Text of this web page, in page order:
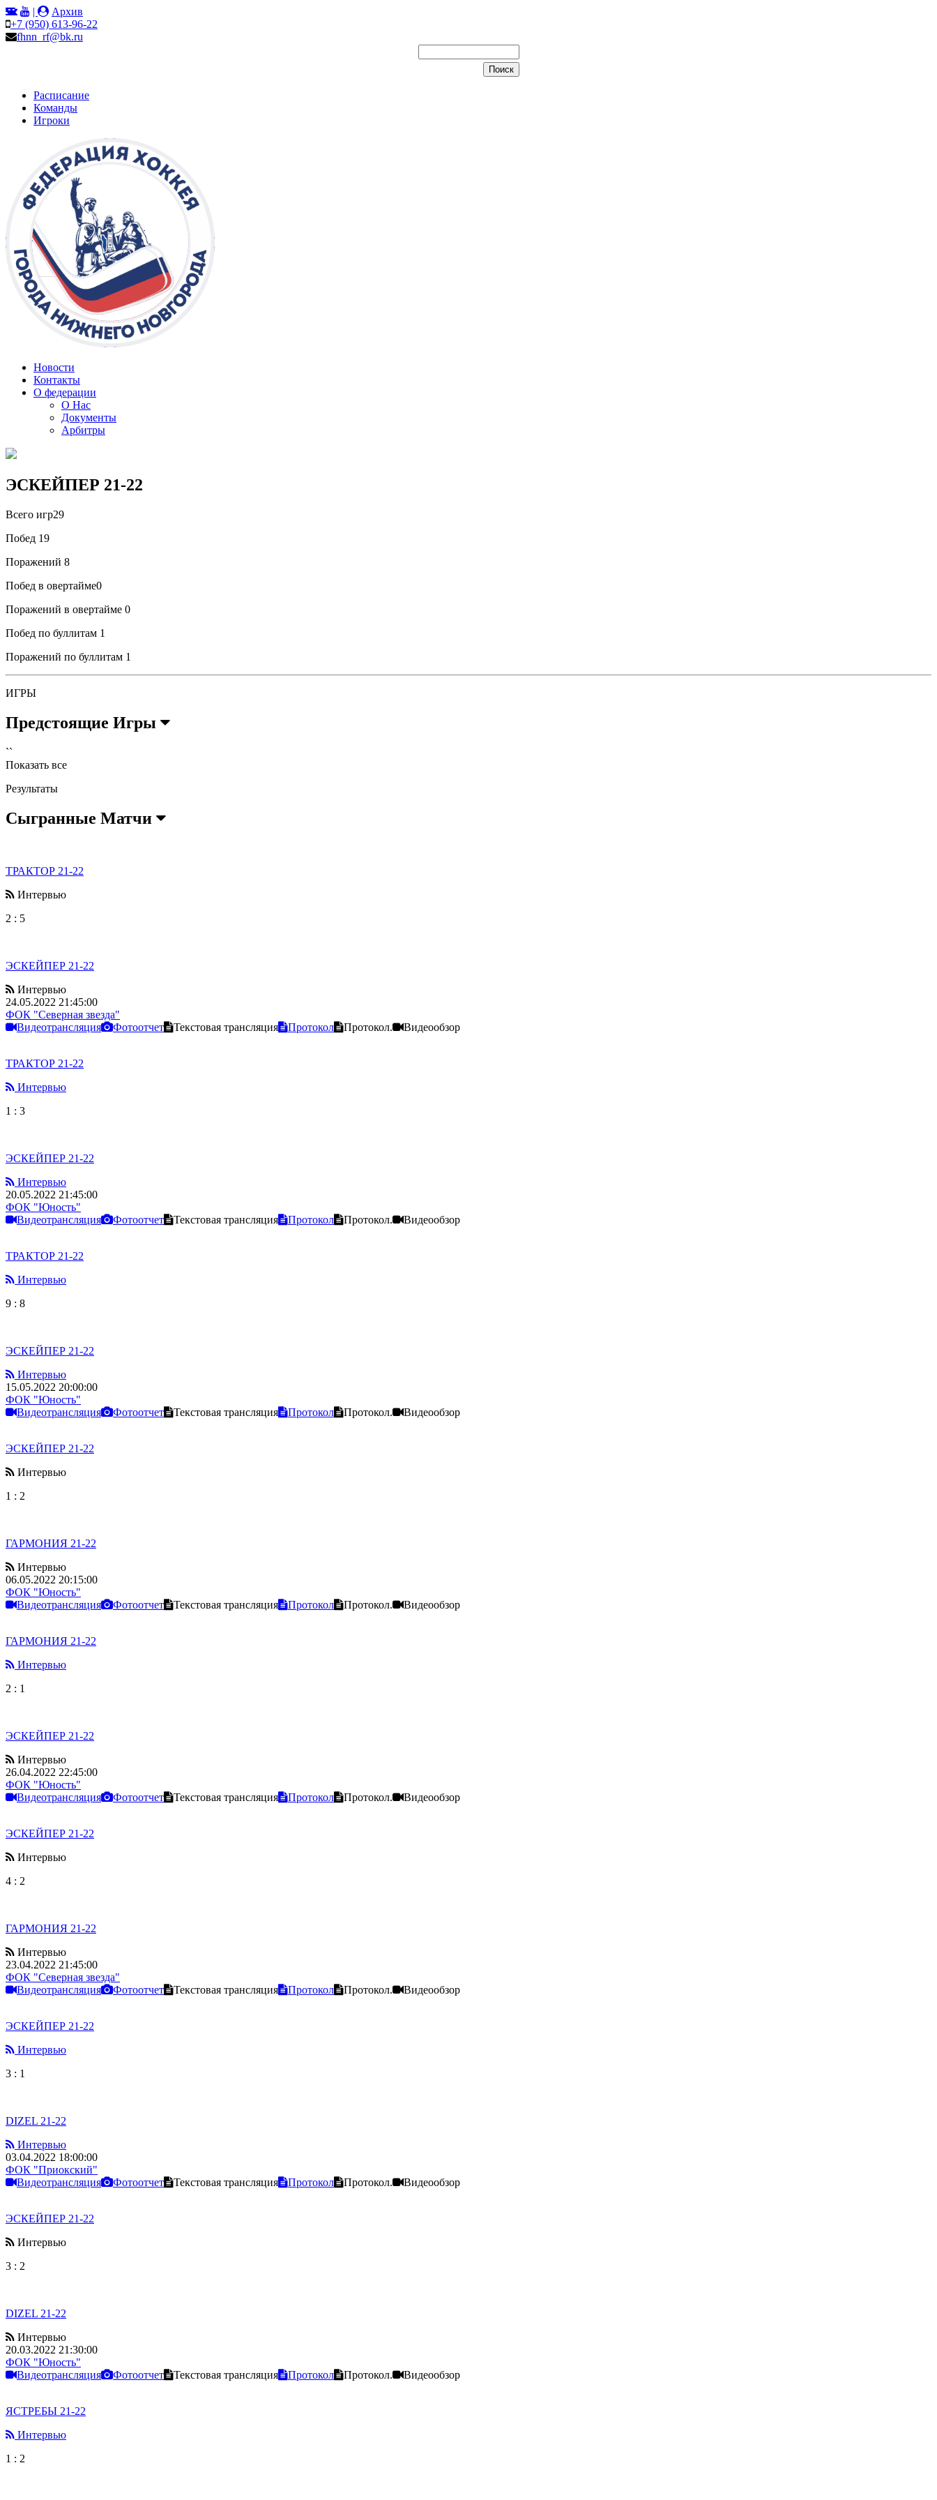
|
Архив
+7 (950) 613-96-22
fhnn_rf@bk.ru
Расписание
Команды
Игроки
Новости
Контакты
О федерации
О Нас
Документы
Арбитры
ЭСКЕЙПЕР 21-22
Всего игр29
Побед 19
Поражений 8
Побед в овертайме0
Поражений в овертайме 0
Побед по буллитам 1
Поражений по буллитам 1
ИГРЫ
Предстоящие Игры
``
Показать все
Результаты
Сыгранные Матчи
ТРАКТОР 21-22
Интервью
2 : 5
ЭСКЕЙПЕР 21-22
Интервью
24.05.2022 21:45:00
ФОК "Северная звезда"
Видеотрансляция
Фотоотчет Текстовая трансляция Протокол Протокол. Видеообзор
ТРАКТОР 21-22
Интервью
1 : 3
ЭСКЕЙПЕР 21-22
Интервью
20.05.2022 21:45:00
ФОК "Юность"
Видеотрансляция
Фотоотчет Текстовая трансляция Протокол Протокол. Видеообзор
ТРАКТОР 21-22
Интервью
9 : 8
ЭСКЕЙПЕР 21-22
Интервью
15.05.2022 20:00:00
ФОК "Юность"
Видеотрансляция
Фотоотчет Текстовая трансляция Протокол Протокол. Видеообзор
ЭСКЕЙПЕР 21-22
Интервью
1 : 2
ГАРМОНИЯ 21-22
Интервью
06.05.2022 20:15:00
ФОК "Юность"
Видеотрансляция
Фотоотчет Текстовая трансляция Протокол Протокол. Видеообзор
ГАРМОНИЯ 21-22
Интервью
2 : 1
ЭСКЕЙПЕР 21-22
Интервью
26.04.2022 22:45:00
ФОК "Юность"
Видеотрансляция
Фотоотчет Текстовая трансляция Протокол Протокол. Видеообзор
ЭСКЕЙПЕР 21-22
Интервью
4 : 2
ГАРМОНИЯ 21-22
Интервью
23.04.2022 21:45:00
ФОК "Северная звезда"
Видеотрансляция
Фотоотчет Текстовая трансляция Протокол Протокол. Видеообзор
ЭСКЕЙПЕР 21-22
Интервью
3 : 1
DIZEL 21-22
Интервью
03.04.2022 18:00:00
ФОК "Приокский"
Видеотрансляция
Фотоотчет Текстовая трансляция Протокол Протокол. Видеообзор
ЭСКЕЙПЕР 21-22
Интервью
3 : 2
DIZEL 21-22
Интервью
20.03.2022 21:30:00
ФОК "Юность"
Видеотрансляция
Фотоотчет Текстовая трансляция Протокол Протокол. Видеообзор
ЯСТРЕБЫ 21-22
Интервью
1 : 2